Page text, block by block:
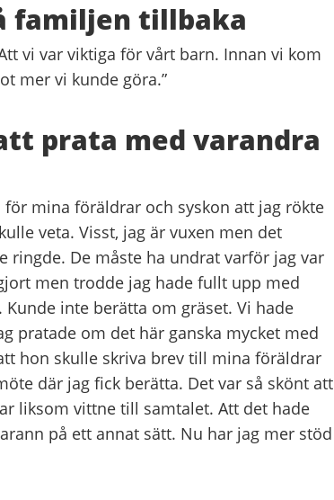
familjen tillbaka
vi var viktiga för vårt barn. Innan vi kom
mer vi kunde göra.”
prata med varandra
för mina föräldrar och syskon att jag rökte
veta. Visst, jag är vuxen men det
ringde. De måste ha undrat varför jag var
men trodde jag hade fullt upp med
inte berätta om gräset. Vi hade
pratade om det här ganska mycket med
hon skulle skriva brev till mina föräldrar
där jag fick berätta. Det var så skönt att
liksom vittne till samtalet. Att det hade
på ett annat sätt. Nu har jag mer stöd